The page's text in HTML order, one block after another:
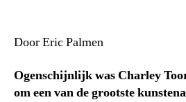
Door Eric Palmen
Ogenschijnlijk was Charley
om een van de grootste